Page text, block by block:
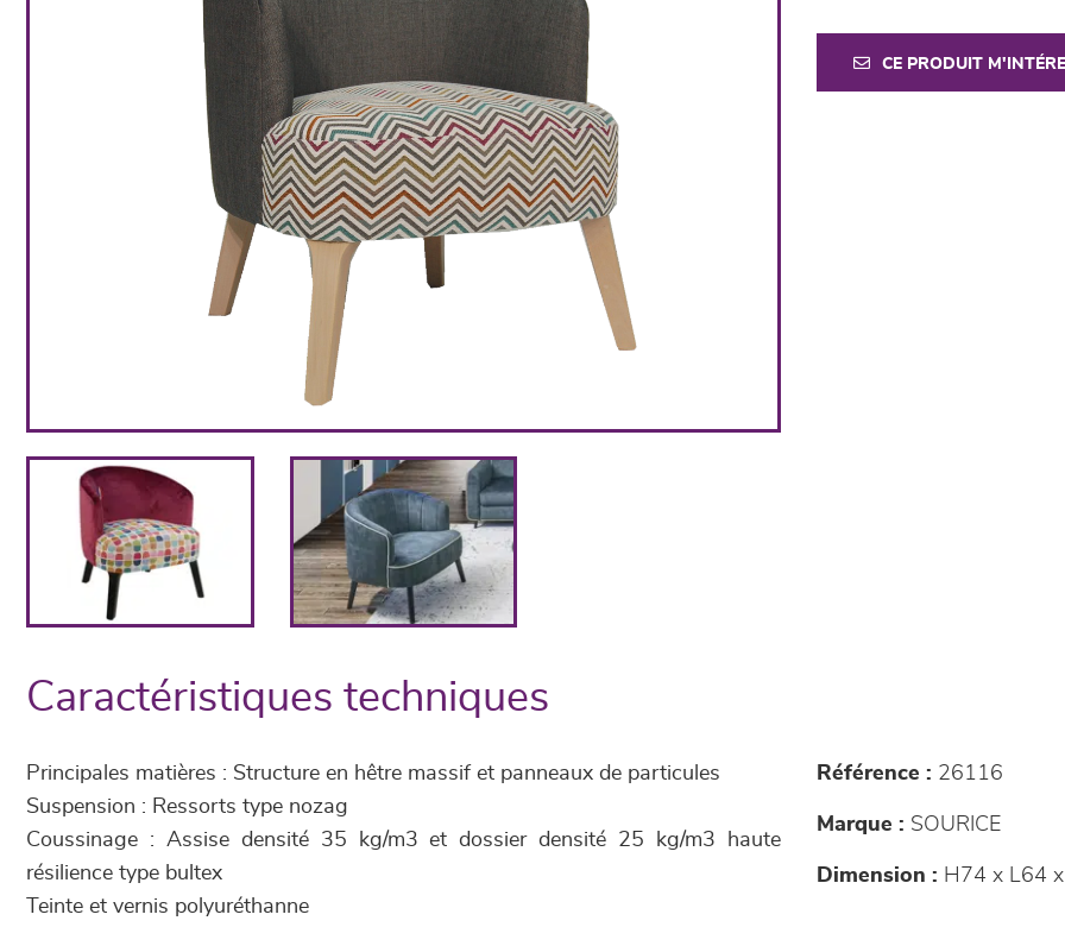
CE PRODUIT
Caractéristiques techniques
Principales matières : Structure en hêtre massif et panneaux de particules
Suspension : Ressorts type nozag
Coussinage : Assise densité 35 kg/m3 et dossier densité 25 kg/m3 haute
résilience type bultex
Teinte et vernis polyuréthanne
Référence : 26116
Marque : SOURICE
Dimension : H74 x L64